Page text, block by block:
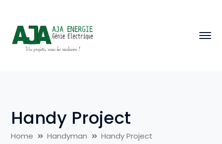
Handy Project
Home Handyman Handy Project